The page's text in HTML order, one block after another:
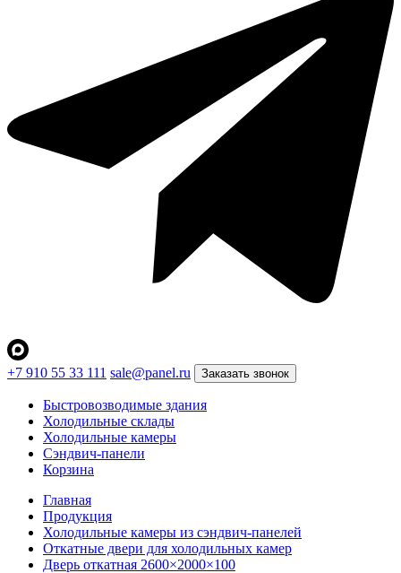
+7 910 55 33 111 sale@panel.ru Заказать звонок
Быстровозводимые здания
Холодильные склады
Холодильные камеры
Сэндвич-панели
Корзина
Главная
Продукция
Холодильные камеры из сэндвич-панелей
Откатные двери для холодильных камер
Дверь откатная 2600×2000×100